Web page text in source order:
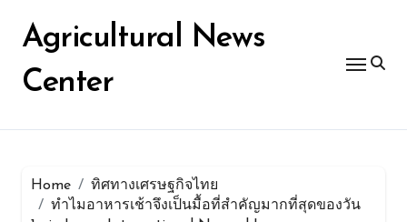
contentAgricultural News
Center
Home
ทิศทางเศรษฐกิจไทย
ทำไมอาหารเช้าจึงเป็นมื้อที่สำคัญมากที่สุดของวัน